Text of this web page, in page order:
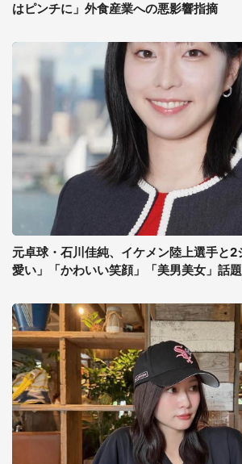
はピンチに」外食産業への悪影響指摘
元卓球・石川佳純、イケメン陸上選手と2
愛い」「かわいい笑顔」「美男美女」話